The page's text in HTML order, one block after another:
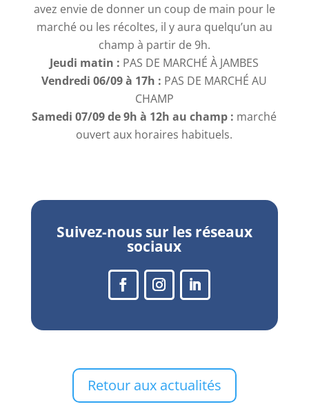
avez envie de donner un coup de main pour le
marché ou les récoltes, il y aura quelqu’un au
champ à partir de 9h.
Jeudi matin : PAS DE MARCHÉ À JAMBES
Vendredi 06/09 à 17h : PAS DE MARCHÉ AU
CHAMP
Samedi 07/09 de 9h à 12h au champ : marché
ouvert aux horaires habituels.
Suivez-nous sur les réseaux
sociaux
Retour aux actualités